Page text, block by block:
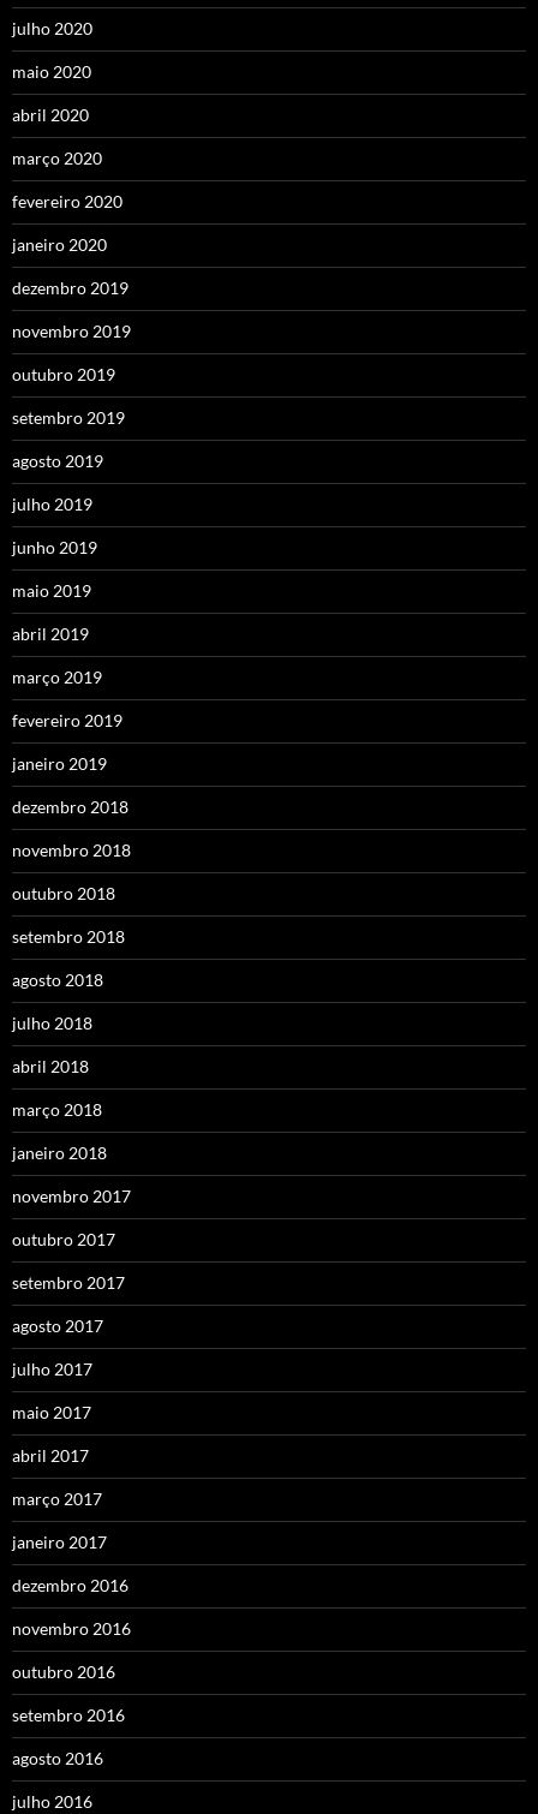
julho 2020
maio 2020
abril 2020
março 2020
fevereiro 2020
janeiro 2020
dezembro 2019
novembro 2019
outubro 2019
setembro 2019
agosto 2019
julho 2019
junho 2019
maio 2019
abril 2019
março 2019
fevereiro 2019
janeiro 2019
dezembro 2018
novembro 2018
outubro 2018
setembro 2018
agosto 2018
julho 2018
abril 2018
março 2018
janeiro 2018
novembro 2017
outubro 2017
setembro 2017
agosto 2017
julho 2017
maio 2017
abril 2017
março 2017
janeiro 2017
dezembro 2016
novembro 2016
outubro 2016
setembro 2016
agosto 2016
julho 2016